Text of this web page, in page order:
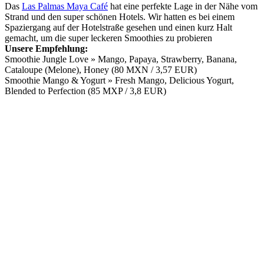
Das Las Palmas Maya Café hat eine perfekte Lage in der Nähe vom
Strand und den super schönen Hotels. Wir hatten es bei einem
Spaziergang auf der Hotelstraße gesehen und einen kurz Halt
gemacht, um die super leckeren Smoothies zu probieren
Unsere Empfehlung:
Smoothie Jungle Love » Mango, Papaya, Strawberry, Banana,
Cataloupe (Melone), Honey (80 MXN / 3,57 EUR)
Smoothie Mango & Yogurt » Fresh Mango, Delicious Yogurt,
Blended to Perfection (85 MXP / 3,8 EUR)